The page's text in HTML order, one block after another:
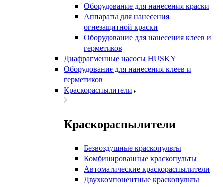
Оборудование для нанесения краски
Аппараты для нанесения
огнезащитной краски
Оборудование для нанесения клеев и
герметиков
Диафрагменные насосы HUSKY
Оборудование для нанесения клеев и
герметиков
Краскораспылители
Краскораспылители
Безвоздушные краскопульты
Комбинированные краскопульты
Автоматические краскораспылители
Двухкомпонентные краскопульты